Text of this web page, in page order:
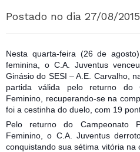
Postado no dia 27/08/2015
Nesta quarta-feira (26 de
feminina, o C.A. Juventus
Ginásio do SESI – A.E. Carvalho,
partida válida pelo returno do
Feminino, recuperando-se na
foi a cestinha do duelo, com 19
Pelo returno do Campeonato
Feminino, o C.A. Juventus
conquistando sua sétima vitória na